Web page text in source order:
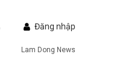
Đăng nhập
Lam Dong News